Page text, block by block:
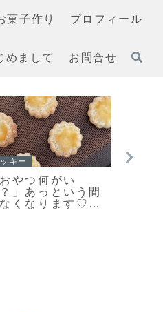
菓子作り プロフィール
めまして お問合せ
押し！！
無塩バター」と違
検証！クッキー
有塩バター」で
スコー